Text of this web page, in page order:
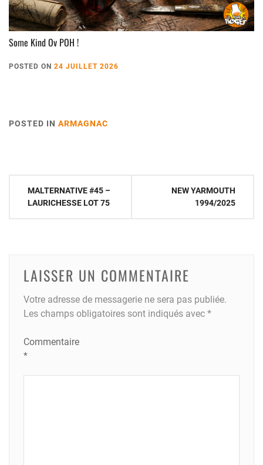
Some Kind Ov POH !
POSTED ON 24 JUILLET 2026
POSTED IN ARMAGNAC
Navigation
MALTERNATIVE #45 –
LAURICHESSE LOT 75
NEW YARMOUTH
1994/2025
LAISSER UN COMMENTAIRE
Votre adresse de messagerie ne sera pas publiée.
Les champs obligatoires sont indiqués avec *
Commentaire
*